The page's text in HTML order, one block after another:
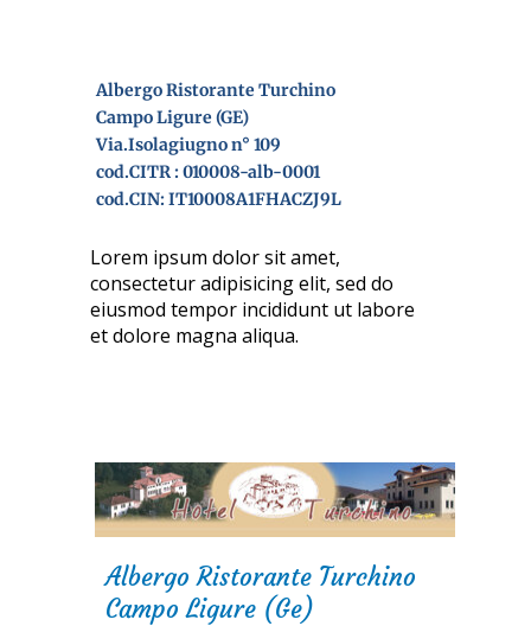
Albergo Ristorante Turchino
Campo Ligure (GE)
Via.Isolagiugno n° 109
cod.CITR : 010008-alb-0001
cod.CIN: IT10008A1FHACZJ9L
Lorem ipsum dolor sit amet,
consectetur adipisicing elit, sed do
eiusmod tempor incididunt ut labore
et dolore magna aliqua.
Albergo Ristorante Turchino
Campo Ligure (Ge)